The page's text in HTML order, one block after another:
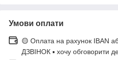
Умови оплати
🟡 Оплата на рахунок IBAN
ДЗВІНОК ▪ хочу обговорити